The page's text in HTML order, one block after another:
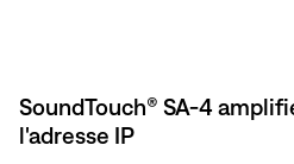
SoundTouch® SA-4
l'adresse IP